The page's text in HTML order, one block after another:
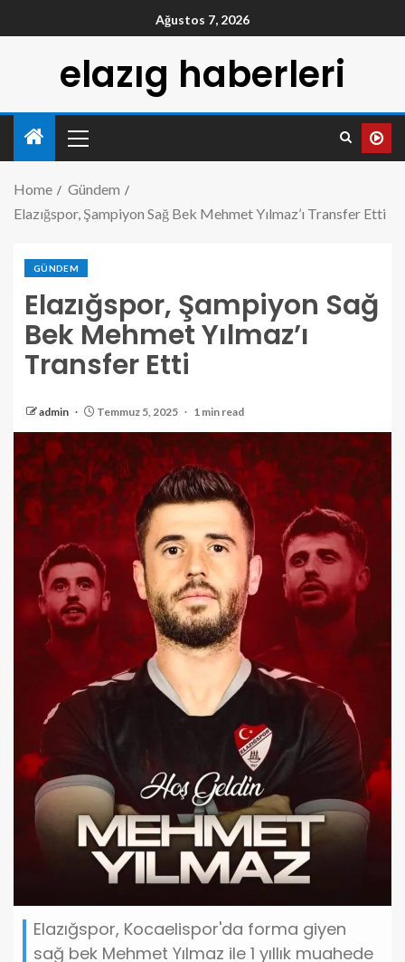
Ağustos 7, 2026
elazıg haberleri
Home
Gündem
Elazığspor, Şampiyon Sağ Bek Mehmet Yılmaz’ı Transfer Etti
GÜNDEM
Elazığspor, Şampiyon Sağ
Bek Mehmet Yılmaz’ı
Transfer Etti
admin Temmuz 5, 2025 1 min read
Elazığspor, Kocaelispor'da forma giyen
sağ bek Mehmet Yılmaz ile 1 yıllık muahede